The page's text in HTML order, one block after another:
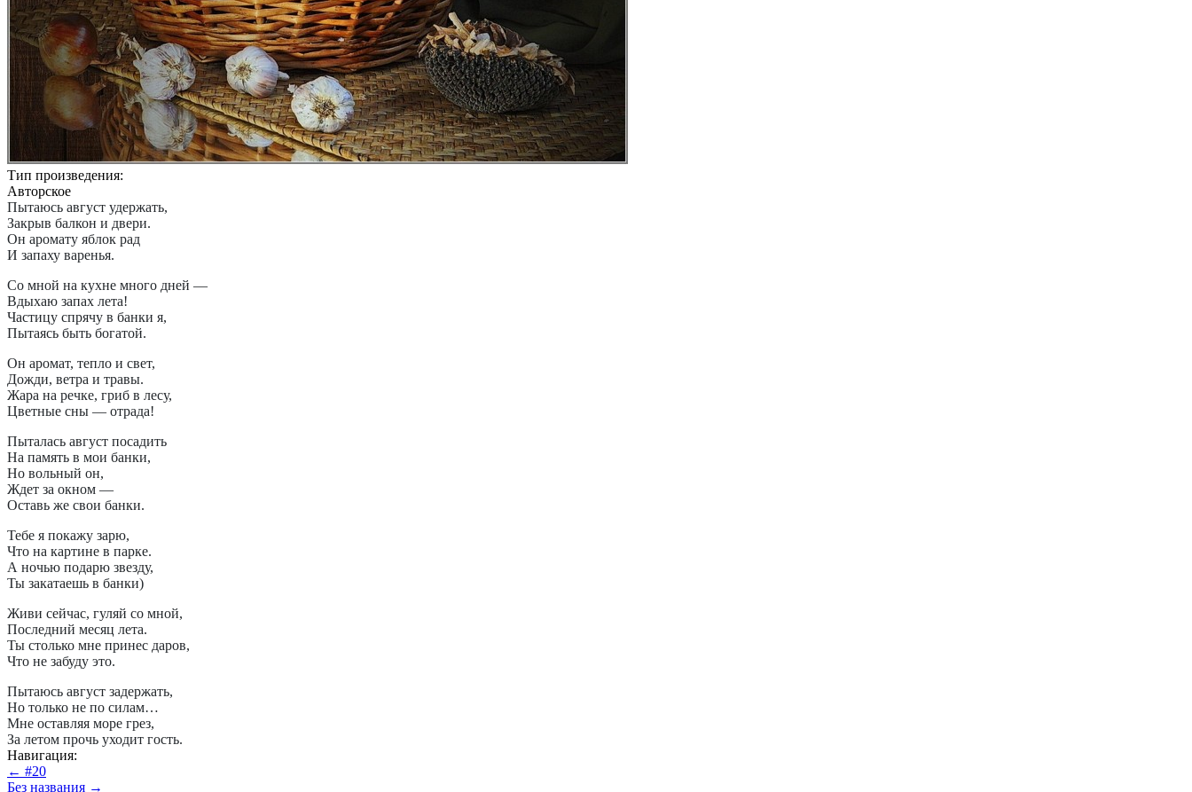
Тип произведения:
Авторское
Пытаюсь август удержать,
Закрыв балкон и двери.
Он аромату яблок рад
И запаху варенья.
Со мной на кухне много дней —
Вдыхаю запах лета!
Частицу спрячу в банки я,
Пытаясь быть богатой.
Он аромат, тепло и свет,
Дожди, ветра и травы.
Жара на речке, гриб в лесу,
Цветные сны — отрада!
Пыталась август посадить
На память в мои банки,
Но вольный он,
Ждет за окном —
Оставь же свои банки.
Тебе я покажу зарю,
Что на картине в парке.
А ночью подарю звезду,
Ты закатаешь в банки)
Живи сейчас, гуляй со мной,
Последний месяц лета.
Ты столько мне принес даров,
Что не забуду это.
Пытаюсь август задержать,
Но только не по силам…
Мне оставляя море грез,
За летом прочь уходит гость.
Навигация:
← #20
Без названия →